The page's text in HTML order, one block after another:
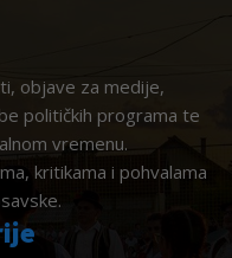
objave za medije,
političkih programa te
vremenu.
kritikama i pohvalama